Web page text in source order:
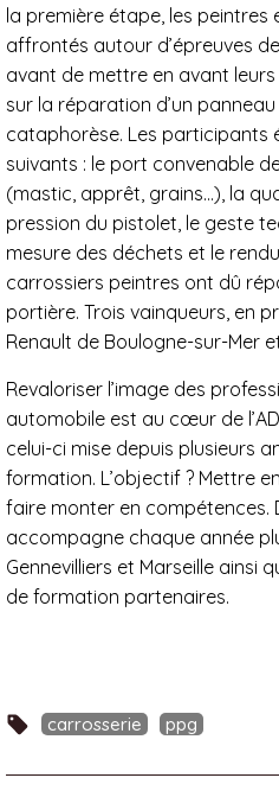
la première étape, les peintres
affrontés autour d’épreuves
avant de mettre en avant
sur la réparation d’un
cataphorèse. Les participants
suivants : le port convenable
(mastic, apprêt, grains…), la
pression du pistolet, le geste
mesure des déchets et le
carrossiers peintres ont dû
portière. Trois vainqueurs, en
Renault de Boulogne-sur-Mer
Revaloriser l’image des
automobile est au cœur de
celui-ci mise depuis plusieurs
formation. L’objectif ? Mettre
faire monter en compétences.
accompagne chaque année
Gennevilliers et Marseille ainsi
de formation partenaires.
carrosserie ppg